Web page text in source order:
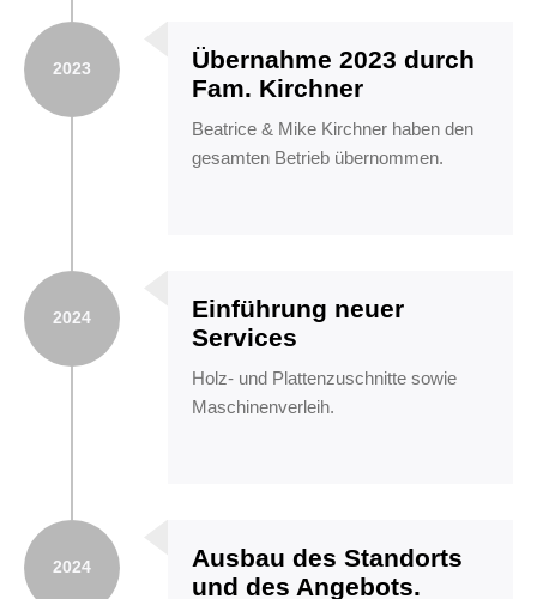
Übernahme 2023 durch
Fam. Kirchner
Beatrice & Mike Kirchner haben den
gesamten Betrieb übernommen.
2023
Einführung neuer
Services
Holz- und Plattenzuschnitte sowie
Maschinenverleih.
2024
Ausbau des Standorts
und des Angebots.
2024